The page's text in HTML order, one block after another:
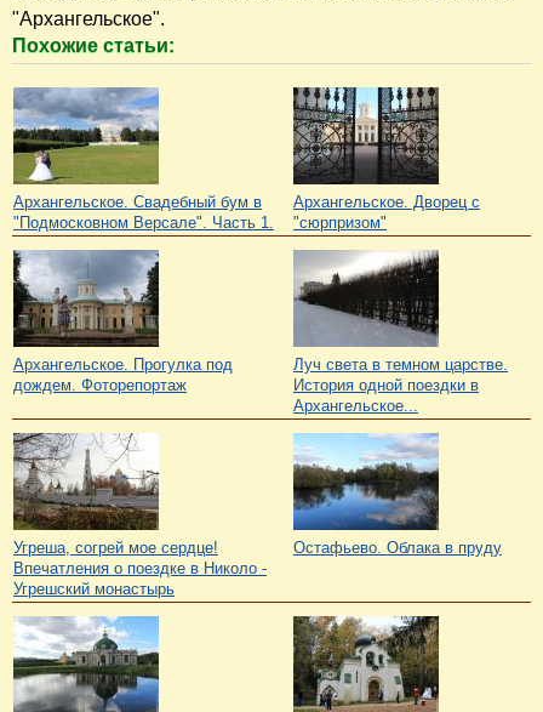
очередной раз.
Свадебный бум в Архангельском на сегодня закончился.
Уехали последние наряженные машины...
Шел шестой час... К этому времени в парке гуляли уже
только парочки, семьи с детьми, много людей было с
колясками. Сонюшка устала, спать-то не удалось. Как
уснешь, когда кругом такая красота и жизнь бьет
ключем? Где увидишь такое свадебное великолепие?
Жизнь-мечту?
А наша прогулка продолжалась. До половины восьмого
мы гуляли в свое удовольствие.
Да, Архангельское - самое шикарное место для съемки
свадеб, Love Story, да и других важных торжеств.
Красивых мест немало, но все они меркнут перед
красотой и блеском Архангельского. Великолепная
природа, рукотворная и естественная, архитектура,
скульптуры - все это делает фото в исторических
декорациях незабываемыми.
В следующий раз я расскажу вам об ансамбле усадьбы